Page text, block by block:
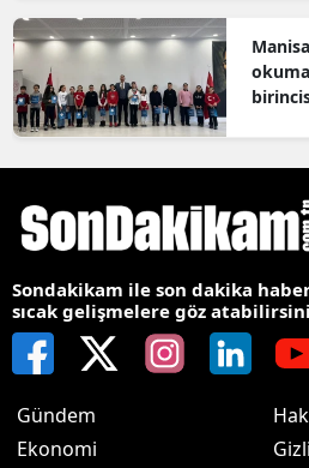
Sondakikam ile son dakika
sıcak gelişmelere göz
Gündem
Ekonomi